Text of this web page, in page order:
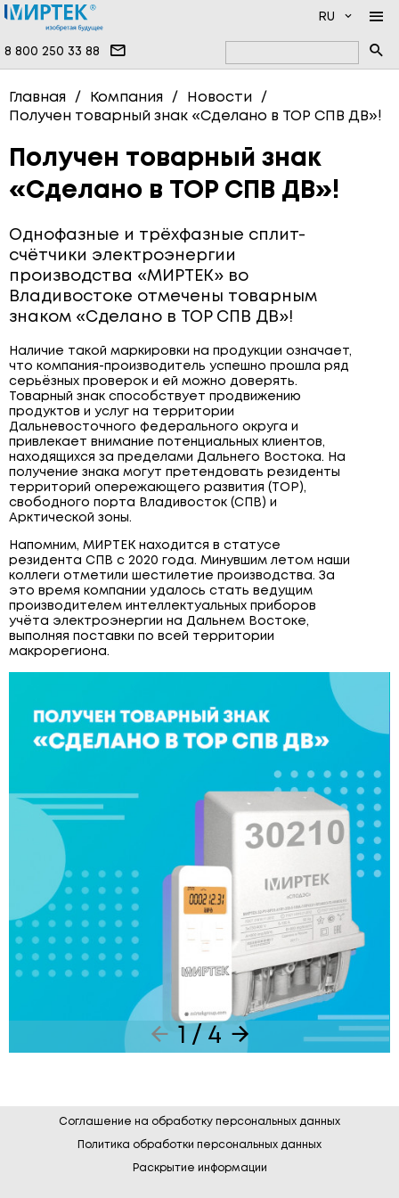
8 800 250 33 88
RU
НОВОСТИ
НАМ ДОВЕРЯЮТ
ИНФОЦЕНТР
ПРОДУКЦИЯ
ПРОГРАММНОЕ ОБЕСПЕЧЕНИЕ
ВЫСОКОВОЛЬТНЫЕ ПРИБОРЫ
ТРЁХФАЗНЫЕ СЧЁТЧИКИ
СЧЁТЧИКИ ВОДЫ
СЧЁТЧИКИ ТЕПЛА
СЧЁТЧИКИ ГАЗА
СИСТЕМЫ ПЕРЕДАЧИ ДАННЫХ
ЩИТОВОЕ ОБОРУДОВАНИЕ
ПОВЕРОЧНЫЕ УСТАНОВКИ
ДОКУМЕНТАЦИЯ
УСЛУГИ
ВОПРОСЫ И ОТВЕТЫ
КОНТАКТЫ
Главная Компания
Новости
Получен товарный знак «Сделано в ТОР СПВ ДВ»!
Получен товарный знак
«Сделано в ТОР СПВ ДВ»!
Однофазные и трёхфазные сплит-
счётчики электроэнергии
производства «МИРТЕК» во
Владивостоке отмечены товарным
знаком «Сделано в ТОР СПВ ДВ»!
Наличие такой маркировки на продукции означает,
что компания-производитель успешно прошла ряд
серьёзных проверок и ей можно доверять.
Товарный знак способствует продвижению
продуктов и услуг на территории
Дальневосточного федерального округа и
привлекает внимание потенциальных клиентов,
находящихся за пределами Дальнего Востока. На
получение знака могут претендовать резиденты
территорий опережающего развития (ТОР),
свободного порта Владивосток (СПВ) и
Арктической зоны.
Напомним, МИРТЕК находится в статусе
резидента СПВ с 2020 года. Минувшим летом наши
коллеги отметили шестилетие производства. За
это время компании удалось стать ведущим
производителем интеллектуальных приборов
учёта электроэнергии на Дальнем Востоке,
выполняя поставки по всей территории
макрорегиона.
1 / 4
Соглашение на обработку персональных данных
Политика обработки персональных данных
Раскрытие информации